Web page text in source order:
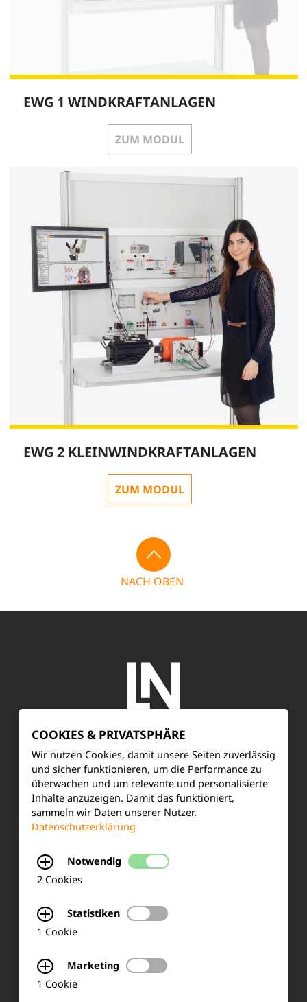
EWG 1 WINDKRAFTANLAGEN
ZUM MODUL
EWG 2 KLEINWINDKRAFTANLAGEN
ZUM MODUL
NACH OBEN
SERVICE
Kundenservice
Produktinformationen
FAQ
KONTAKT
COOKIES & PRIVATSPHÄRE
Wir nutzen Cookies, damit unsere Seiten zuverlässig
und sicher funktionieren, um die Performance zu
überwachen und um relevante und personalisierte
Inhalte anzuzeigen. Damit das funktioniert,
sammeln wir Daten unserer Nutzer.
Datenschutzerklärung
Notwendig
2 Cookies
Statistiken
1 Cookie
Marketing
1 Cookie